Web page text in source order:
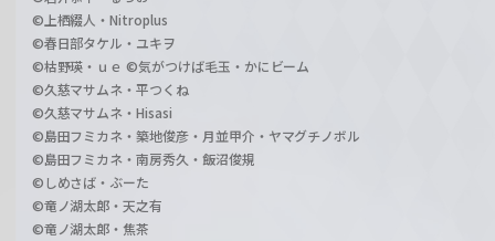
©上栖綴人・Nitroplus
©春日部タケル・ユキヲ
©枯野瑛・ｕｅ ©気がつけば毛玉・かにビーム
©久慈マサムネ・平つくね
©久慈マサムネ・Hisasi
©島田フミカネ・築地俊彦・月並甲介・ヤマグチノボル
©島田フミカネ・南房秀久・飯沼俊規
©しめさば・ぶーた
©竜ノ湖太郎・天之有
©竜ノ湖太郎・焦茶